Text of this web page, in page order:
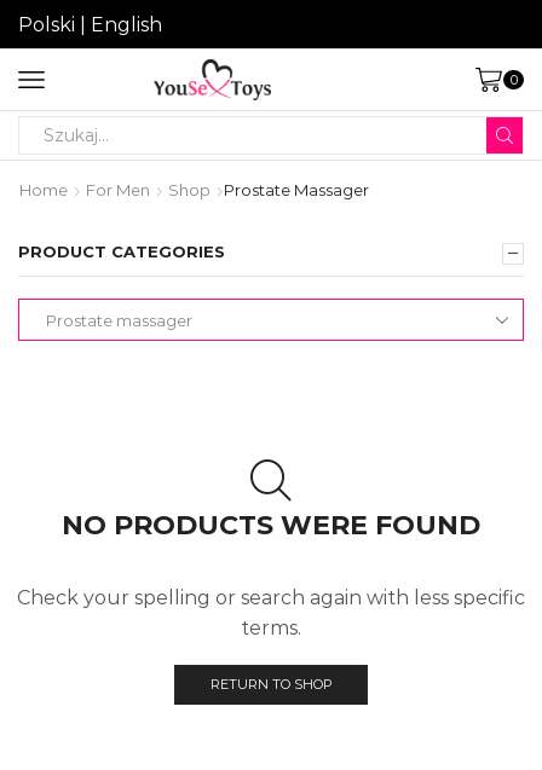
Polski English
0
Home For Men Shop Prostate Massager
PRODUCT CATEGORIES
NO PRODUCTS WERE FOUND
Check your spelling or search again with less specific
terms.
RETURN TO SHOP